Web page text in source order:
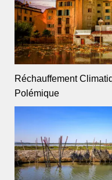
Réchauffement
Polémique